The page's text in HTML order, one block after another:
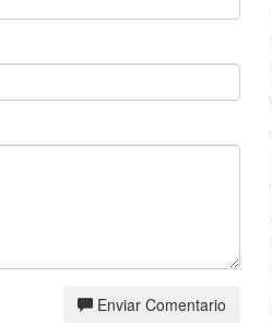
Enviar Comentario